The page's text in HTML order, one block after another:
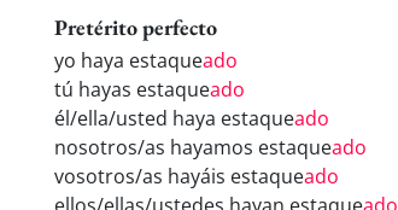
Pretérito perfecto
yo haya estaqueado
tú hayas estaqueado
él/ella/usted haya estaqueado
nosotros/as hayamos estaqueado
vosotros/as hayáis estaqueado